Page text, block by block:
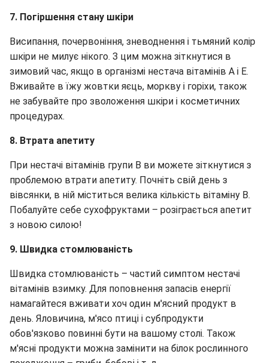
7. Погіршення стану шкіри
Висипання, почервоніння, зневоднення і тьмяний колір
шкіри не милує нікого. З цим можна зіткнутися в
зимовий час, якщо в організмі нестача вітамінів А і Е.
Вживайте в їжу жовтки яєць, моркву і горіхи, також
не забувайте про зволоження шкіри і косметичних
процедурах.
8. Втрата апетиту
При нестачі вітамінів групи В ви можете зіткнутися з
проблемою втрати апетиту. Почніть свій день з
вівсянки, в ній міститься велика кількість вітаміну В.
Побалуйте себе сухофруктами – розіграється апетит
з новою силою!
9. Швидка стомлюваність
Швидка стомлюваність – частий симптом нестачі
вітамінів взимку. Для поповнення запасів енергії
намагайтеся вживати хоч один м'ясний продукт в
день. Яловичина, м'ясо птиці і субпродукти
обов'язково повинні бути на вашому столі. Також
м'ясні продукти можна замінити на білок рослинного